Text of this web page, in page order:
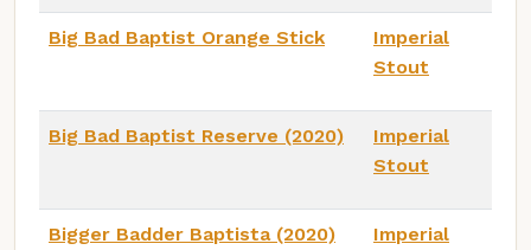
Big Bad Baptist Orange Stick
Imperial
Stout
Big Bad Baptist Reserve (2020)
Imperial
Stout
Bigger Badder Baptista (2020)
Imperial